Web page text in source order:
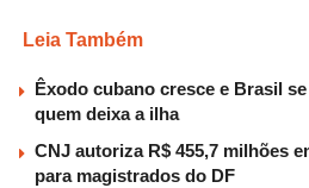
Leia Também
Êxodo cubano cresce e Brasil
quem deixa a ilha
CNJ autoriza R$ 455,7 milhões
para magistrados do DF